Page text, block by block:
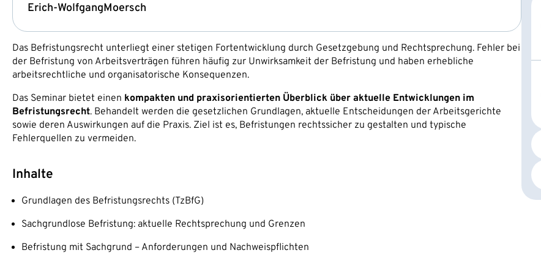
Erich-WolfgangMoersch
Das Befristungsrecht unterliegt einer stetigen Fortentwicklung durch Gesetzgebung und Rechtsprechung. Fehler bei
der Befristung von Arbeitsverträgen führen häufig zur Unwirksamkeit der Befristung und haben erhebliche
arbeitsrechtliche und organisatorische Konsequenzen.
Das Seminar bietet einen kompakten und praxisorientierten Überblick über aktuelle Entwicklungen im
Befristungsrecht. Behandelt werden die gesetzlichen Grundlagen, aktuelle Entscheidungen der Arbeitsgerichte
sowie deren Auswirkungen auf die Praxis. Ziel ist es, Befristungen rechtssicher zu gestalten und typische
Fehlerquellen zu vermeiden.
Inhalte
Grundlagen des Befristungsrechts (TzBfG)
Sachgrundlose Befristung: aktuelle Rechtsprechung und Grenzen
Befristung mit Sachgrund – Anforderungen und Nachweispflichten